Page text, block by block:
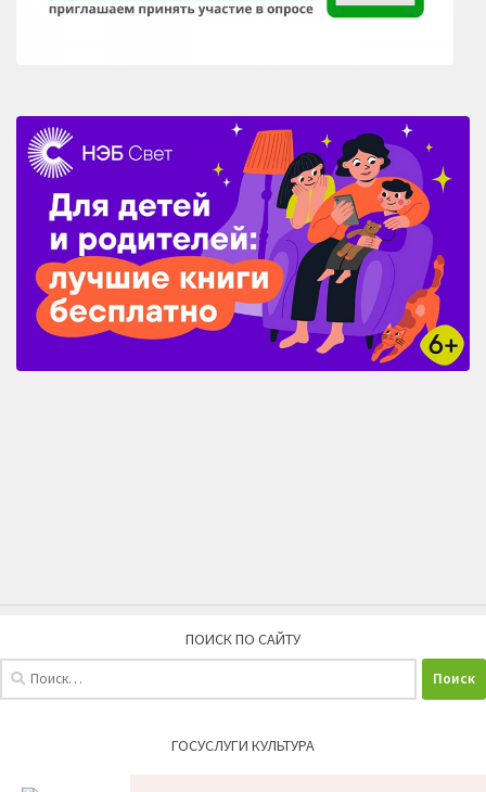
ПОИСК ПО САЙТУ
ГОСУСЛУГИ КУЛЬТУРА